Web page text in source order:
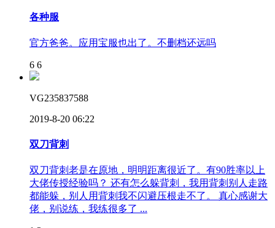
各种服
官方爸爸。应用宝服也出了。不删档还远吗
6 6
VG235837588
2019-8-20 06:22
双刀背刺
双刀背刺老是在原地，明明距离很近了。有90胜率以上
大佬传授经验吗？ 还有怎么躲背刺，我用背刺别人走路
都能躲，别人用背刺我不闪避压根走不了。 真心感谢大
佬，别说练，我练很多了 ...